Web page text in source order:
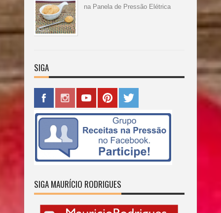
na Panela de Pressão Elétrica
SIGA
SIGA MAURÍCIO RODRIGUES